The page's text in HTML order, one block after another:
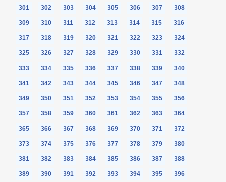
301 302 303 304 305 306 307 308
309 310 311 312 313 314 315 316
317 318 319 320 321 322 323 324
325 326 327 328 329 330 331 332
333 334 335 336 337 338 339 340
341 342 343 344 345 346 347 348
349 350 351 352 353 354 355 356
357 358 359 360 361 362 363 364
365 366 367 368 369 370 371 372
373 374 375 376 377 378 379 380
381 382 383 384 385 386 387 388
389 390 391 392 393 394 395 396